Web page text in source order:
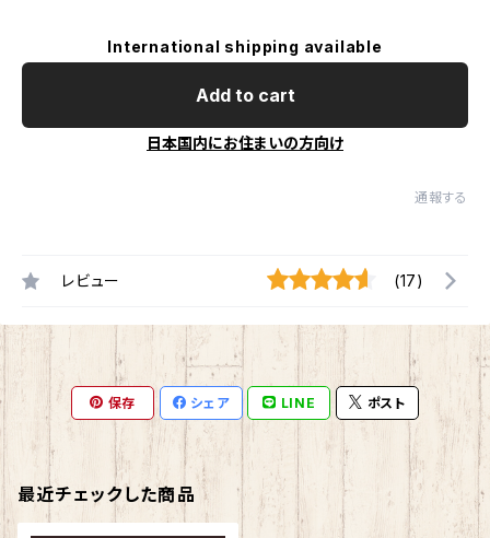
International shipping available
Add to cart
日本国内にお住まいの方向け
通報する
レビュー (17)
保存 シェア LINE ポスト
最近チェックした商品